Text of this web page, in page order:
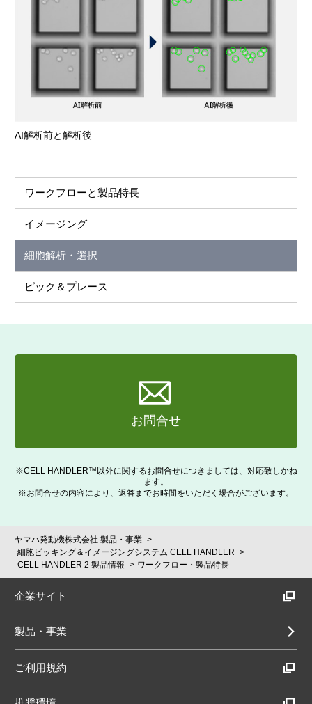
AI解析前と解析後
ワークフローと製品特長
イメージング
細胞解析・選択
ピック＆プレース
お問合せ
※CELL HANDLER™以外に関するお問合せにつきましては、対応致しかね
ます。
※お問合せの内容により、返答までお時間をいただく場合がございます。
ヤマハ発動機株式会社 製品・事業
細胞ピッキング＆イメージングシステム CELL HANDLER
CELL HANDLER 2 製品情報
ワークフロー・製品特長
企業サイト
製品・事業
ご利用規約